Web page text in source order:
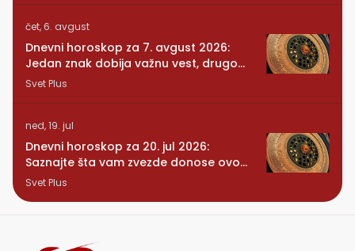
čet, 6. avgust
Dnevni horoskop za 7. avgust 2026:
Jedan znak dobija važnu vest, drugom
se vraća osoba iz prošlosti
Svet Plus
ned, 19. jul
Dnevni horoskop za 20. jul 2026:
Saznajte šta vam zvezde donose ovog
ponedeljka
Svet Plus